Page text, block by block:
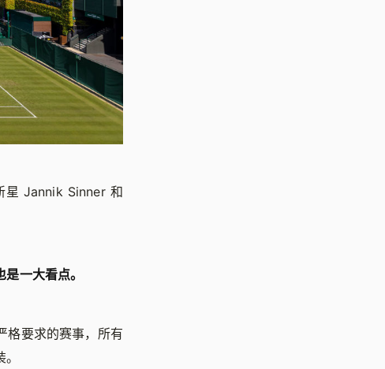
星 Jannik Sinner 和
一大看点。
格要求的赛事，所有